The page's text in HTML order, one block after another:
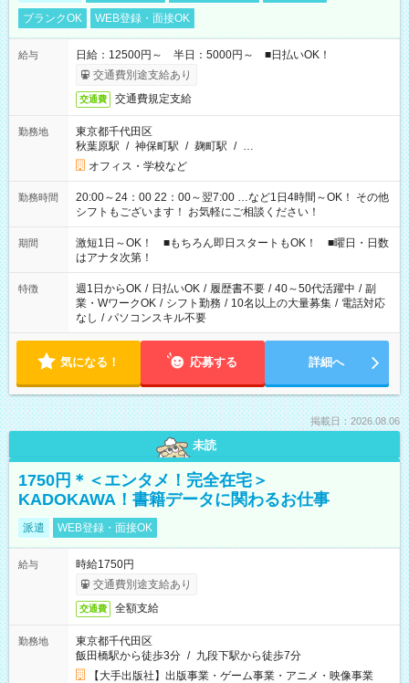
ブランクOK
WEB登録・面接OK
給与
日給：12500円～ 半日：5000円～ ■日払いOK！
交通費別途支給あり
交通費 交通費規定支給
勤務地
東京都千代田区
秋葉原駅 / 神保町駅 / 麹町駅 / …
オフィス・学校など
勤務時間
20:00～24：00 22：00～翌7:00 …など1日4時間～OK！ その他
シフトもございます！ お気軽にご相談ください！
期間
激短1日～OK！ ■もちろん即日スタートもOK！ ■曜日・日数
はアナタ次第！
特徴 週1日からOK / 日払いOK / 履歴書不要 / 40～50代活躍中 / 副
業・WワークOK / シフト勤務 / 10名以上の大量募集 / 電話対応
なし / パソコンスキル不要
気になる！ 応募する 詳細へ
掲載日：2026.08.06
未読
1750円＊＜エンタメ！完全在宅＞
KADOKAWA！書籍データに関わるお仕事
派遣 WEB登録・面接OK
給与
時給1750円
交通費別途支給あり
交通費 全額支給
勤務地
東京都千代田区
飯田橋駅から徒歩3分 / 九段下駅から徒歩7分
【大手出版社】出版事業・ゲーム事業・アニメ・映像事業